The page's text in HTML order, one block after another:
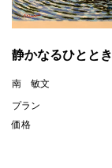
静かなるひととき
南 敏文
プラン
価格